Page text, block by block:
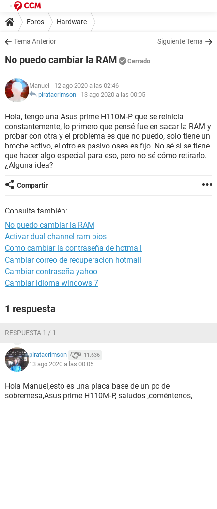
Foros Hardware
Tema Anterior Siguiente Tema
No puedo cambiar la RAM Cerrado
Manuel - 12 ago 2020 a las 02:46
piratacrimson - 13 ago 2020 a las 00:05
Hola, tengo una Asus prime H110M-P que se reinicia
constantemente, lo primero que pensé fue en sacar la RAM y
probar con otra y el problema es que no puedo, solo tiene un
broche activo, el otro es pasivo osea es fijo. No sé si se tiene
que hacer algo especial para eso, pero no sé cómo retirarlo.
¿Alguna idea?
Compartir
Consulta también:
No puedo cambiar la RAM
Activar dual channel ram bios
Como cambiar la contraseña de hotmail
Cambiar correo de recuperacion hotmail
Cambiar contraseña yahoo
Cambiar idioma windows 7
1 respuesta
RESPUESTA 1 / 1
piratacrimson 11.636
13 ago 2020 a las 00:05
Hola Manuel,esto es una placa base de un pc de
sobremesa,Asus prime H110M-P, saludos ,coméntenos,